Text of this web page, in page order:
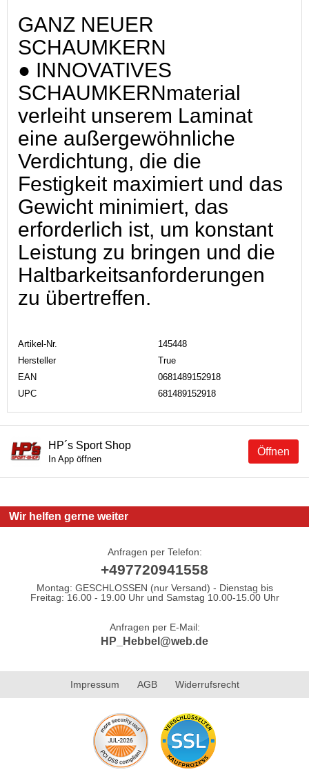
GANZ NEUER
SCHAUMKERN
● INNOVATIVES
SCHAUMKERNmaterial
verleiht unserem Laminat
eine außergewöhnliche
Verdichtung, die die
Festigkeit maximiert und das
Gewicht minimiert, das
erforderlich ist, um konstant
Leistung zu bringen und die
Haltbarkeitsanforderungen
zu übertreffen.
Artikel-Nr.
145448
Hersteller
True
EAN
0681489152918
UPC
681489152918
Öffnen
HP´s Sport Shop
In App öffnen
Wir helfen gerne weiter
Anfragen per Telefon:
+497720941558
Montag: GESCHLOSSEN (nur Versand) - Dienstag bis
Freitag: 16.00 - 19.00 Uhr und Samstag 10.00-15.00 Uhr
Anfragen per E-Mail:
HP_Hebbel@web.de
Impressum AGB Widerrufsrecht